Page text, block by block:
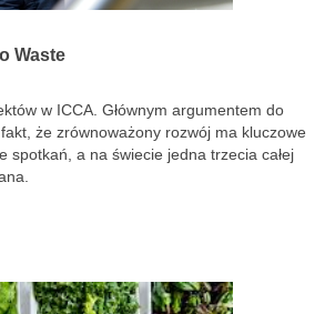
Waste
w ICCA. Głównym argumentem do
że zrównoważony rozwój ma kluczowe
spotkań, a na świecie jedna trzecia całej